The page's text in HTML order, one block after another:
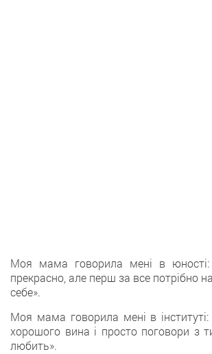
Моя мама говорила мені в
прекрасно, але перш за все потрібно
себе».
Моя мама говорила мені в
хорошого вина і просто поговори з
любить».